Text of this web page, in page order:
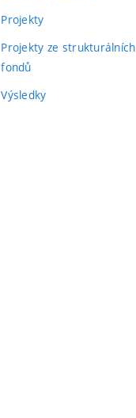
Projekty
Projekty ze strukturálních
fondů
Výsledky